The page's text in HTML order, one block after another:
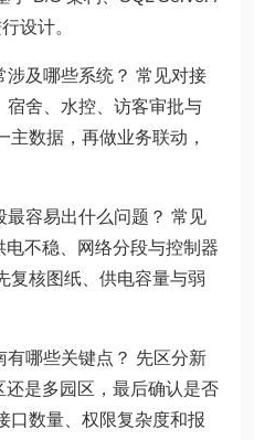
设计。
涉及哪些系统？ 常见对接
舍、水控、访客审批与
主数据，再做业务联动，
最容易出什么问题？ 常见
不稳、网络分段与控制器
复核图纸、供电容量与弱
有哪些关键点？ 先区分新
是多园区，最后确认是否
口数量、权限复杂度和报